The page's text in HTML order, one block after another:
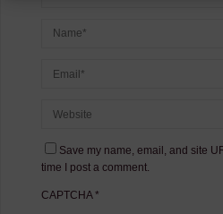
Save my name, email, and site
time I post a comment.
CAPTCHA*